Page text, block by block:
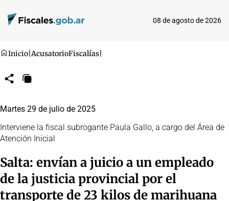
08 de agosto de 2026
Inicio AcusatorioFiscalías
CompartirCopiar
Martes 29 de julio de 2025
Interviene la fiscal subrogante Paula Gallo, a cargo del Área de
Atención Inicial
Salta: envían a juicio a un empleado
de la justicia provincial por el
transporte de 23 kilos de marihuana